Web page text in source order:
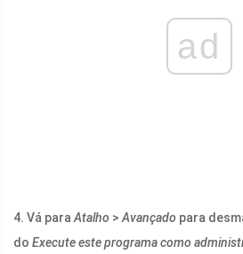
ad
4. Vá para Atalho > Avançado para
do Execute este programa como